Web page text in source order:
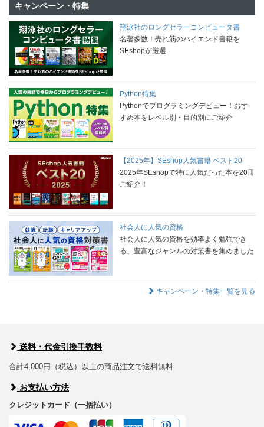
キャンペーン・特集
翔泳社のロングセラーコンピュータ書
名著多数！売れ筋のハイエンド書籍を
SEshopが厳選
Python特集
Pythonでプログラミングデビュー！おす
すめ本をレベル別・目的別にご紹介
【2025年】SEshop人気書籍 ベスト20
2025年SEshopで特に人気だった本を20冊
ご紹介！
社会人に人気の資格
社会人に人気の資格を効率よく勉強でき
る、豊富なジャンルの対策書を集めました
キャンペーン・特集一覧を見る
送料・代金引換手数料
合計4,000円（税込）以上の商品注文で送料無料
お支払い方法
クレジットカード（一括払い）